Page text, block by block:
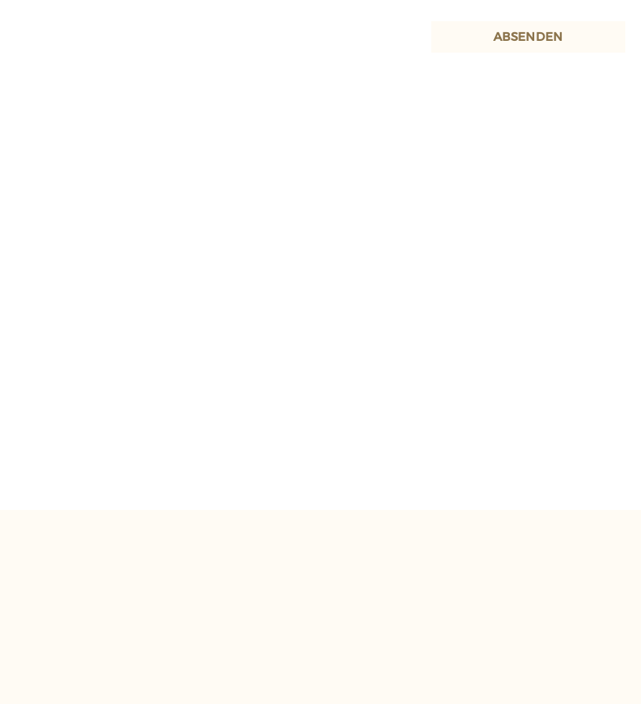
ABSENDEN